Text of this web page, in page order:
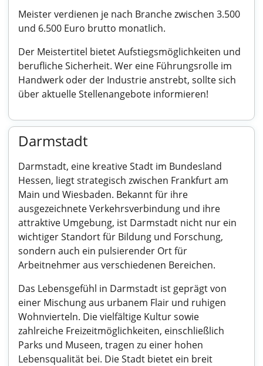
Meister verdienen je nach Branche zwischen 3.500
und 6.500 Euro brutto monatlich.
Der Meistertitel bietet Aufstiegsmöglichkeiten und
berufliche Sicherheit. Wer eine Führungsrolle im
Handwerk oder der Industrie anstrebt, sollte sich
über aktuelle Stellenangebote informieren!
Darmstadt
Darmstadt, eine kreative Stadt im Bundesland
Hessen, liegt strategisch zwischen Frankfurt am
Main und Wiesbaden. Bekannt für ihre
ausgezeichnete Verkehrsverbindung und ihre
attraktive Umgebung, ist Darmstadt nicht nur ein
wichtiger Standort für Bildung und Forschung,
sondern auch ein pulsierender Ort für
Arbeitnehmer aus verschiedenen Bereichen.
Das Lebensgefühl in Darmstadt ist geprägt von
einer Mischung aus urbanem Flair und ruhigen
Wohnvierteln. Die vielfältige Kultur sowie
zahlreiche Freizeitmöglichkeiten, einschließlich
Parks und Museen, tragen zu einer hohen
Lebensqualität bei. Die Stadt bietet ein breit